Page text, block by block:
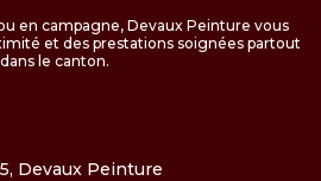
en campagne, Devaux Peinture vous
et des prestations soignées partout
dans le canton.
Devaux Peinture